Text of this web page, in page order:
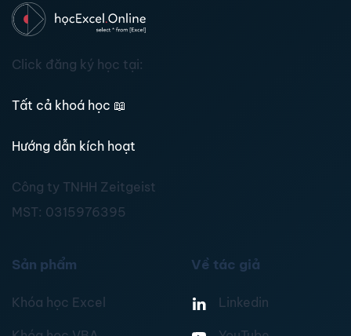
Click đăng ký học tại:
Tất cả khoá học 📖
Hướng dẫn kích hoạt
Công ty TNHH Zeitgeist
MST: 0315976395
Sản phẩm
Khóa học Excel
Về tác giả
Linkedin